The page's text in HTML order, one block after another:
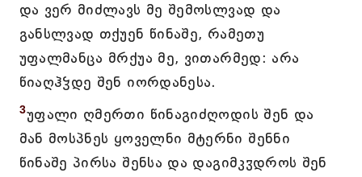
და ვერ მიძლავს მე შემოსლვად და
განსლვად თქუენ წინაშე, რამეთუ
უფალმანცა მრქუა მე, ვითარმედ: არა
წიაღჰჴდე შენ იორდანესა.
3უფალი ღმერთი წინაგიძღოდის შენ და
მან მოსპნეს ყოველნი მტერნი შენნი
წინაშე პირსა შენსა და დაგიმკჳდროს შენ